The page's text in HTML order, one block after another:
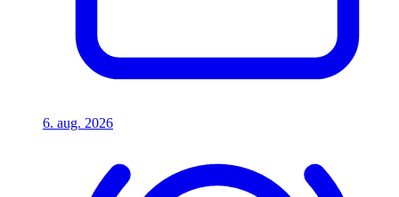
6. aug. 2026